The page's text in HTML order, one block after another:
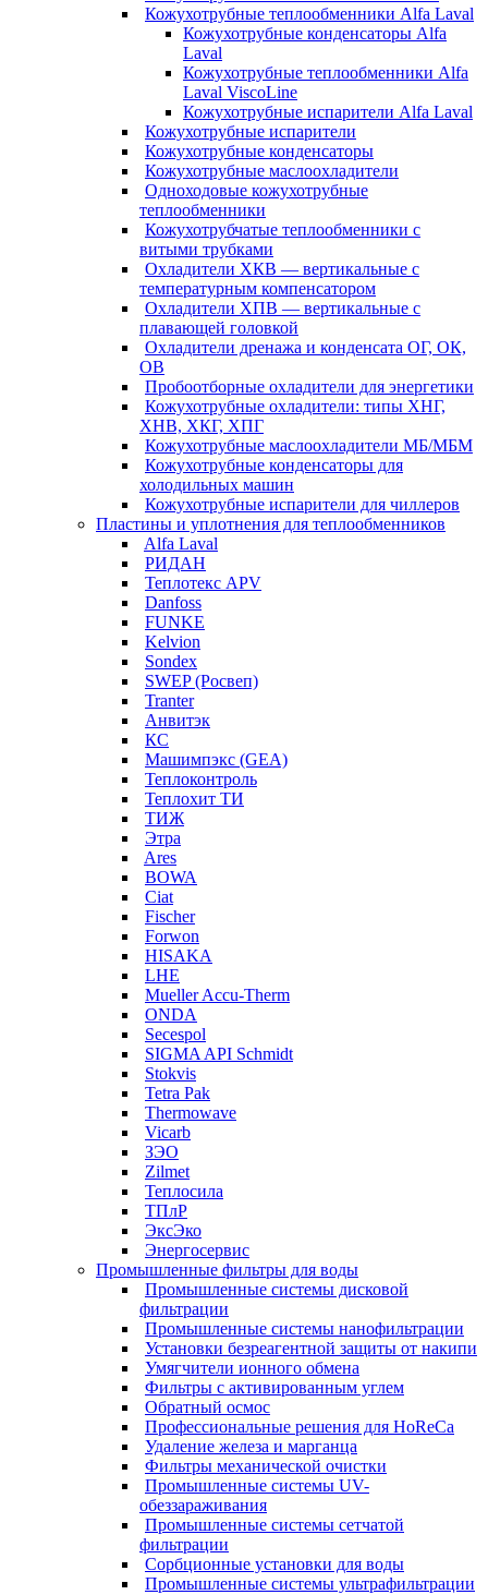
Кожухотрубные теплообменники Alfa Laval
Кожухотрубные конденсаторы Alfa
Laval
Кожухотрубные теплообменники Alfa
Laval ViscoLine
Кожухотрубные испарители Alfa Laval
Кожухотрубные испарители
Кожухотрубные конденсаторы
Кожухотрубные маслоохладители
Одноходовые кожухотрубные
теплообменники
Кожухотрубчатые теплообменники с
витыми трубками
Охладители ХКВ — вертикальные с
температурным компенсатором
Охладители ХПВ — вертикальные с
плавающей головкой
Охладители дренажа и конденсата ОГ, ОК,
ОВ
Пробоотборные охладители для энергетики
Кожухотрубные охладители: типы ХНГ,
ХНВ, ХКГ, ХПГ
Кожухотрубные маслоохладители МБ/МБМ
Кожухотрубные конденсаторы для
холодильных машин
Кожухотрубные испарители для чиллеров
Пластины и уплотнения для теплообменников
Alfa Laval
РИДАН
Теплотекс APV
Danfoss
FUNKE
Kelvion
Sondex
SWEP (Росвеп)
Tranter
Анвитэк
КС
Машимпэкс (GEA)
Теплоконтроль
Теплохит ТИ
ТИЖ
Этра
Ares
BOWA
Ciat
Fischer
Forwon
HISAKA
LHE
Mueller Accu-Therm
ONDA
Secespol
SIGMA API Schmidt
Stokvis
Tetra Pak
Thermowave
Vicarb
ЗЭО
Zilmet
Теплосила
ТПлР
ЭксЭко
Энергосервис
Промышленные фильтры для воды
Промышленные системы дисковой
фильтрации
Промышленные системы нанофильтрации
Установки безреагентной защиты от накипи
Умягчители ионного обмена
Фильтры с активированным углем
Обратный осмос
Профессиональные решения для HoReCa
Удаление железа и марганца
Фильтры механической очистки
Промышленные системы UV-
обеззараживания
Промышленные системы сетчатой
фильтрации
Сорбционные установки для воды
Промышленные системы ультрафильтрации